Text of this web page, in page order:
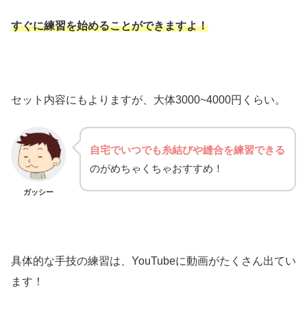
すぐに練習を始めることができますよ！
セット内容にもよりますが、大体3000~4000円くらい。
ガッシー
自宅でいつでも糸結びや縫合を練習できる
のがめちゃくちゃおすすめ！
具体的な手技の練習は、YouTubeに動画がたくさん出てい
ます！